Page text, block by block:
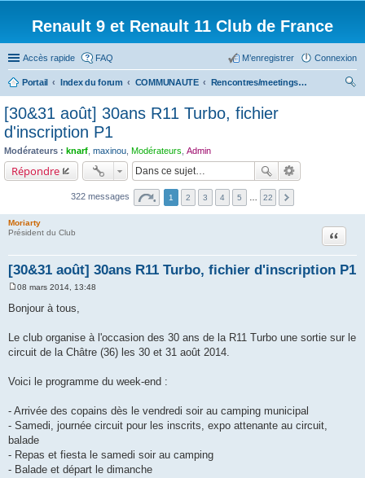
Renault 9 et Renault 11 Club de France
Accès rapide FAQ Connexion
M’enregistrer
Portail Index du forum COMMUNAUTE
Rencontres/meetings effectués
[30&31 août] 30ans R11 Turbo, fichier
d'inscription P1
Modérateurs : knarf maxinou Modérateurs Admin
Répondre
322 messages 1 2 3 4 5 22
Moriarty
Président du Club
[30&31 août] 30ans R11 Turbo, fichier d'inscription P1
Citation
s
g
e
08 mars 2014, 13:48
Bonjour à tous,
Le club organise à l'occasion des 30 ans de la R11 Turbo une sortie sur le
circuit de la Châtre (36) les 30 et 31 août 2014.
Voici le programme du week-end :
- Arrivée des copains dès le vendredi soir au camping municipal
- Samedi, journée circuit pour les inscrits, expo attenante au circuit,
balade
- Repas et fiesta le samedi soir au camping
- Balade et départ le dimanche